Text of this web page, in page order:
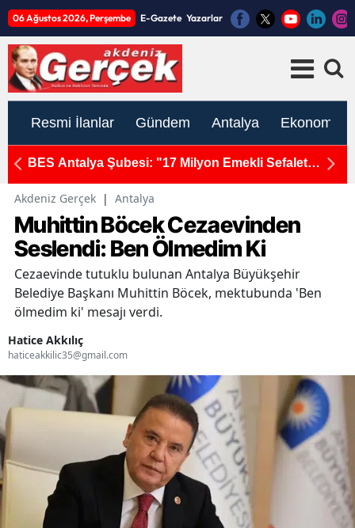
06 Ağustos 2026, Perşembe E-Gazete Yazarlar
Resmi İlanlar Gündem Antalya Ekonomi
BES Antalya Şubesi: "17 Milyon Emekli Sefalet
Akdeniz Gerçek | Antalya
Muhittin Böcek Cezaevinden
Seslendi: Ben Ölmedim Ki
Cezaevinde tutuklu bulunan Antalya Büyükşehir
Belediye Başkanı Muhittin Böcek, mektubunda 'Ben
ölmedim ki' mesajı verdi.
Hatice Akkılıç
haticeakkilic35@gmail.com